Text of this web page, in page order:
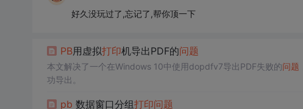
好久没玩过了,忘记了,帮你顶一下
PB用虚拟打印机导出PDF的问题
本文解决了一个在Windows 10中使用dopdfv7导出PDF失败的问题
功导出。
pb 数据窗口分组打印问题